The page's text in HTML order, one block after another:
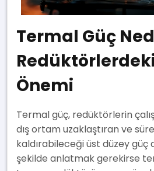
Termal Güç
Önemi
Termal güç, redüktörlerin
dış ortam uzaklaştıran ve
kaldırabileceği üst düzey güç
şekilde anlatmak gerekirse